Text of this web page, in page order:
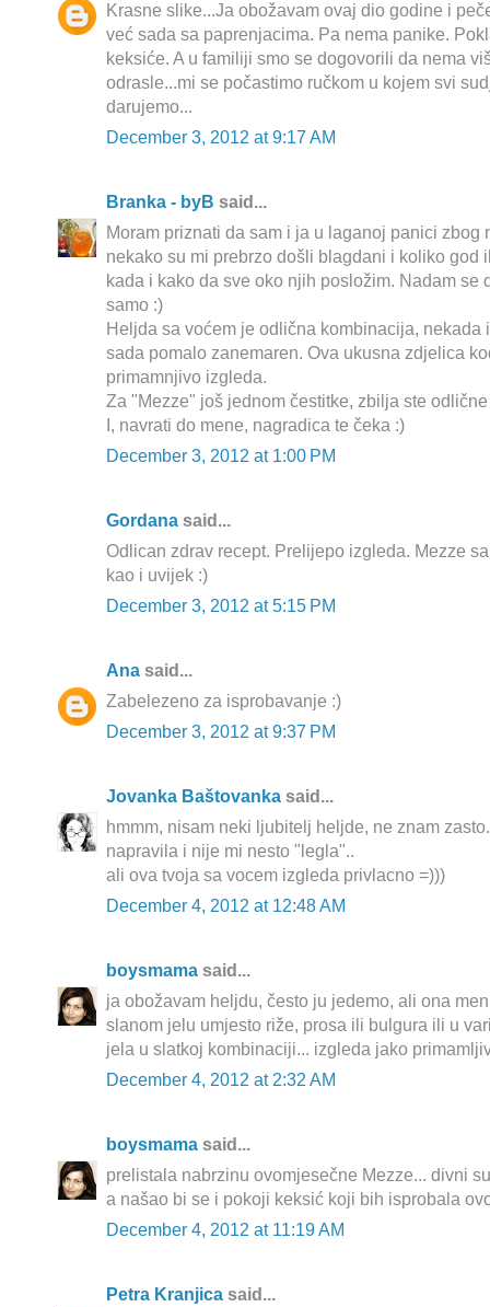
Krasne slike...Ja obožavam ovaj dio godine i
već sada sa paprenjacima. Pa nema panike.
keksiće. A u familiji smo se dogovorili da nema
odrasle...mi se počastimo ručkom u kojem svi
darujemo...
December 3, 2012 at 9:17 AM
Branka - byB said...
Moram priznati da sam i ja u laganoj panici zbog
nekako su mi prebrzo došli blagdani i koliko god
kada i kako da sve oko njih posložim. Nadam se
samo :)
Heljda sa voćem je odlična kombinacija, nekada
sada pomalo zanemaren. Ova ukusna zdjelica
primamnjivo izgleda.
Za "Mezze" još jednom čestitke, zbilja ste odlične
I, navrati do mene, nagradica te čeka :)
December 3, 2012 at 1:00 PM
Gordana said...
Odlican zdrav recept. Prelijepo izgleda. Mezze
kao i uvijek :)
December 3, 2012 at 5:15 PM
Ana said...
Zabelezeno za isprobavanje :)
December 3, 2012 at 9:37 PM
Jovanka Baštovanka said...
hmmm, nisam neki ljubitelj heljde, ne znam
napravila i nije mi nesto "legla"..
ali ova tvoja sa vocem izgleda privlacno =)))
December 4, 2012 at 12:48 AM
boysmama said...
ja obožavam heljdu, često ju jedemo, ali ona
slanom jelu umjesto riže, prosa ili bulgura ili u
jela u slatkoj kombinaciji... izgleda jako
December 4, 2012 at 2:32 AM
boysmama said...
prelistala nabrzinu ovomjesečne Mezze... divni
a našao bi se i pokoji keksić koji bih isprobala
December 4, 2012 at 11:19 AM
Petra Kranjica said...